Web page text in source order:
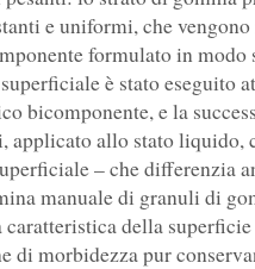
e uniformi, che
formulato in modo
è stato eseguito
bicomponente, e la
applicato allo stato
– che differenzia
manuale di granuli di
della
di morbidezza pur